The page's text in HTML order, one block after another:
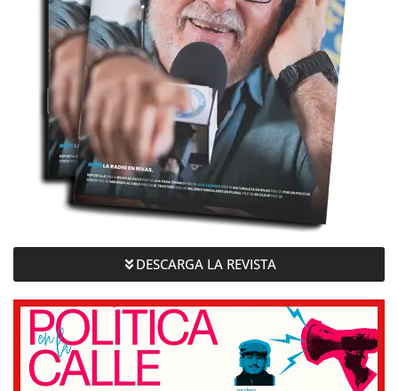
DESCARGA LA REVISTA